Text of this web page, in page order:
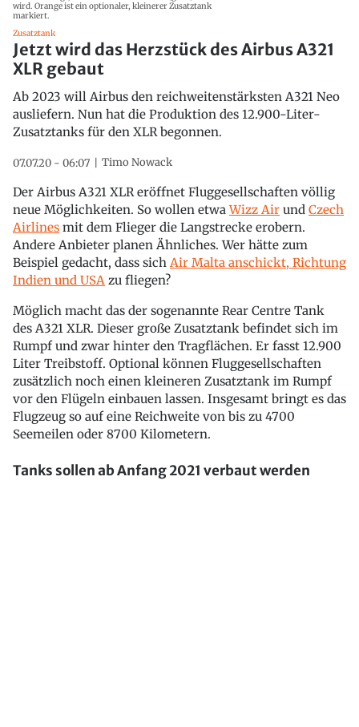
wird. Orange ist ein optionaler, kleinerer Zusatztank
markiert.
Zusatztank
Jetzt wird das Herzstück des Airbus A321
XLR gebaut
Ab 2023 will Airbus den reichweitenstärksten A321 Neo
ausliefern. Nun hat die Produktion des 12.900-Liter-
Zusatztanks für den XLR begonnen.
07.07.20 - 06:07 Timo Nowack
Der Airbus A321 XLR eröffnet Fluggesellschaften völlig
neue Möglichkeiten. So wollen etwaWizz Air und Czech
Airlines mit dem Flieger die Langstrecke erobern.
Andere Anbieter planen Ähnliches. Wer hätte zum
Beispiel gedacht, dass sich Air Malta anschickt, Richtung
Indien und USA zu fliegen?
Möglich macht das der sogenannte Rear Centre Tank
des A321 XLR. Dieser große Zusatztank befindet sich im
Rumpf und zwar hinter den Tragflächen. Er fasst 12.900
Liter Treibstoff. Optional können Fluggesellschaften
zusätzlich noch einen kleineren Zusatztank im Rumpf
vor den Flügeln einbauen lassen. Insgesamt bringt es das
Flugzeug so auf eine Reichweite von bis zu 4700
Seemeilen oder 8700 Kilometern.
Tanks sollen ab Anfang 2021 verbaut werden